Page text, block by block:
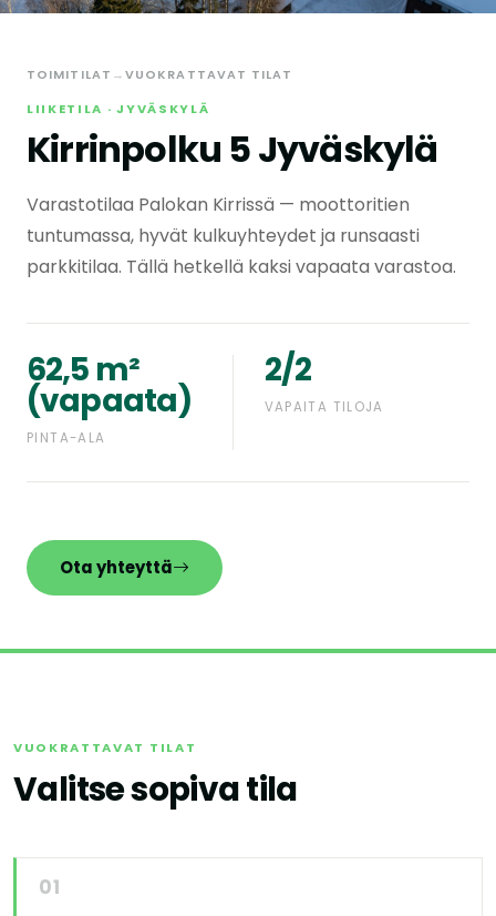
TOIMITILAT → VUOKRATTAVAT TILAT
LIIKETILA · JYVÄSKYLÄ
Kirrinpolku 5 Jyväskylä
Varastotilaa Palokan Kirrissä — moottoritien
tuntumassa, hyvät kulkuyhteydet ja runsaasti
parkkitilaa. Tällä hetkellä kaksi vapaata varastoa.
62,5 m²
(vapaata)
PINTA-ALA
2/2
VAPAITA TILOJA
Ota yhteyttä
VUOKRATTAVAT TILAT
Valitse sopiva tila
01